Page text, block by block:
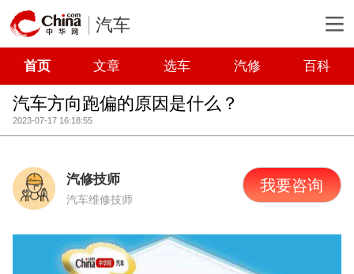
汽车
首页 文章 选车 汽修 百科
汽车方向跑偏的原因是什么？
2023-07-17 16:18:55
汽修技师
汽车维修技师
我要咨询